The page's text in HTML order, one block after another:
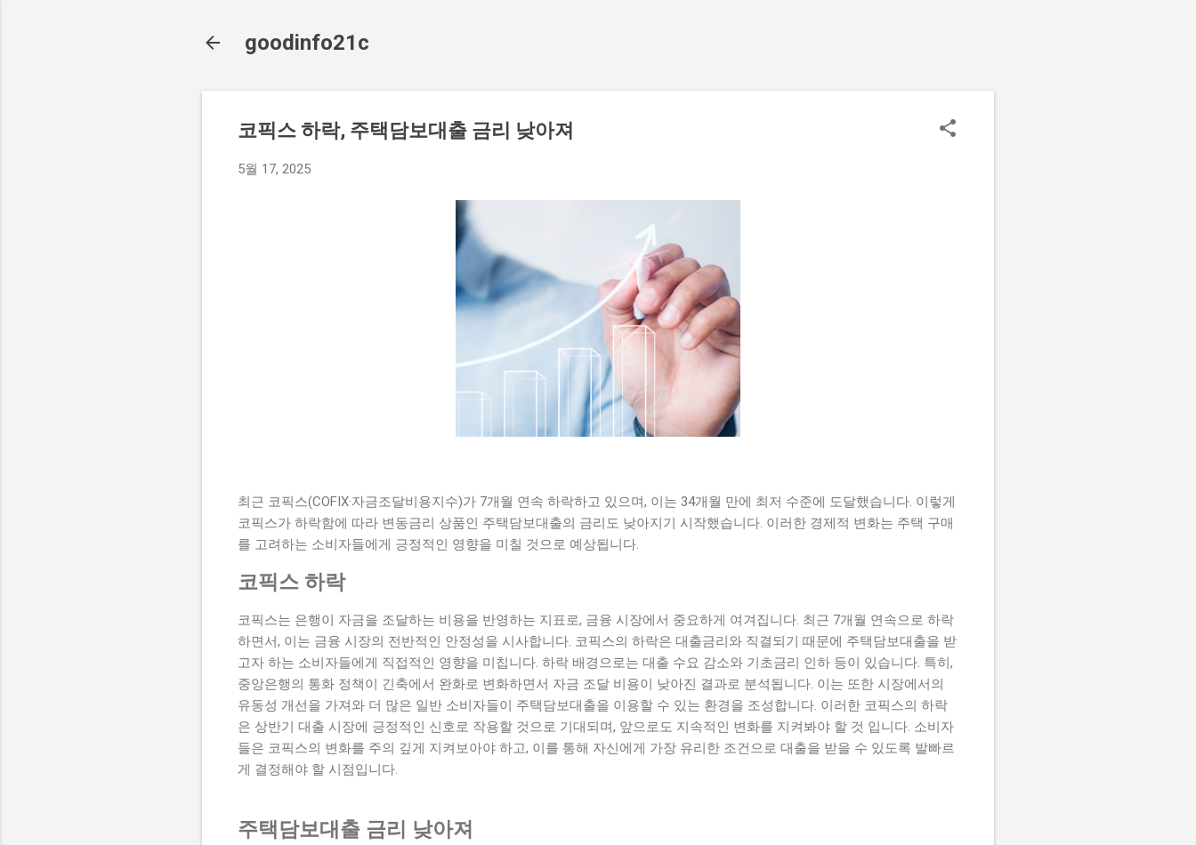
goodinfo21c
코픽스 하락, 주택담보대출 금리 낮아져
5월 17, 2025
최근 코픽스(COFIX·자금조달비용지수)가 7개월 연속 하락하고 있으며, 이는 34개월 만에 최저 수준에 도달했습니다. 이렇게
코픽스가 하락함에 따라 변동금리 상품인 주택담보대출의 금리도 낮아지기 시작했습니다. 이러한 경제적 변화는 주택 구매
를 고려하는 소비자들에게 긍정적인 영향을 미칠 것으로 예상됩니다.
코픽스 하락
코픽스는 은행이 자금을 조달하는 비용을 반영하는 지표로, 금융 시장에서 중요하게 여겨집니다. 최근 7개월 연속으로 하락
하면서, 이는 금융 시장의 전반적인 안정성을 시사합니다. 코픽스의 하락은 대출금리와 직결되기 때문에 주택담보대출을 받
고자 하는 소비자들에게 직접적인 영향을 미칩니다. 하락 배경으로는 대출 수요 감소와 기초금리 인하 등이 있습니다. 특히,
중앙은행의 통화 정책이 긴축에서 완화로 변화하면서 자금 조달 비용이 낮아진 결과로 분석됩니다. 이는 또한 시장에서의
유동성 개선을 가져와 더 많은 일반 소비자들이 주택담보대출을 이용할 수 있는 환경을 조성합니다. 이러한 코픽스의 하락
은 상반기 대출 시장에 긍정적인 신호로 작용할 것으로 기대되며, 앞으로도 지속적인 변화를 지켜봐야 할 것 입니다. 소비자
들은 코픽스의 변화를 주의 깊게 지켜보아야 하고, 이를 통해 자신에게 가장 유리한 조건으로 대출을 받을 수 있도록 발빠르
게 결정해야 할 시점입니다.
주택담보대출 금리 낮아져